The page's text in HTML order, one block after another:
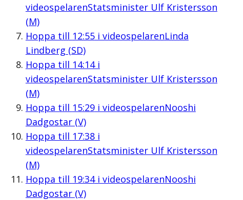
videospelarenStatsminister Ulf Kristersson
(M)
Hoppa till 12:55i videospelarenLinda
Lindberg (SD)
Hoppa till 14:14i
videospelarenStatsminister Ulf Kristersson
(M)
Hoppa till 15:29i videospelarenNooshi
Dadgostar (V)
Hoppa till 17:38i
videospelarenStatsminister Ulf Kristersson
(M)
Hoppa till 19:34i videospelarenNooshi
Dadgostar (V)